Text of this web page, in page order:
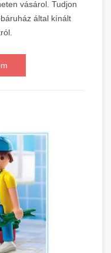
vásárol. Tudjon
által kínált